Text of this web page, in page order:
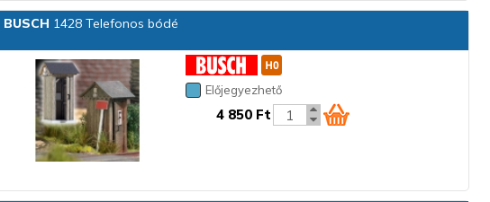
BUSCH 1428 Telefonos bódé
Előjegyezhető
4 850 Ft